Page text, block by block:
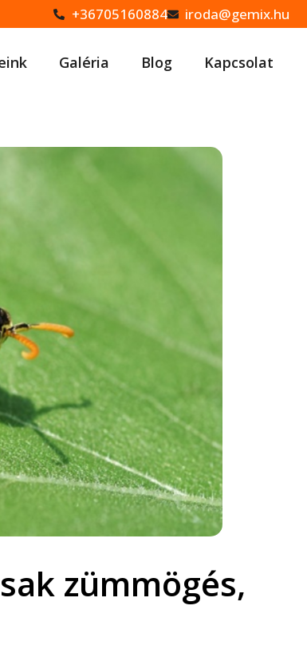
+36705160884 iroda@gemix.hu
Galéria Blog Kapcsolat
zümmögés,